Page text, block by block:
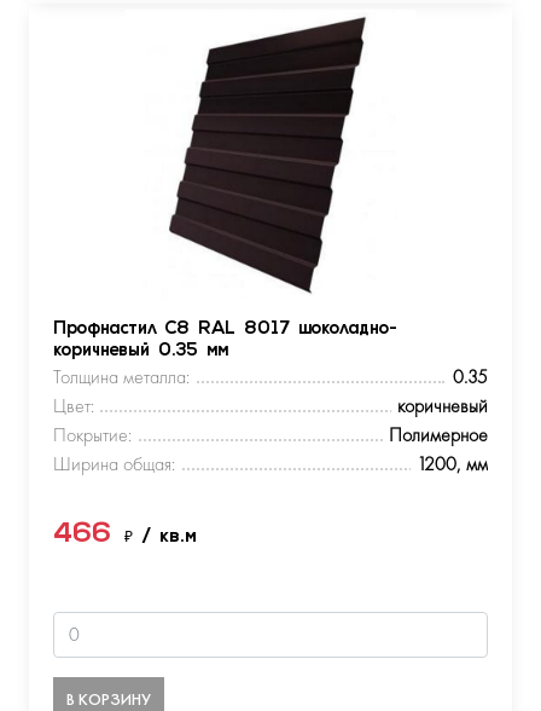
Профнастил С8 RAL 8017 шоколадно-
коричневый 0.35 мм
Толщина металла:
0.35
Цвет:
коричневый
Покрытие:
Полимерное
Ширина общая:
1200, мм
466 ₽ / кв.м
В КОРЗИНУ